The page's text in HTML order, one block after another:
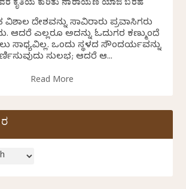
ಕೃತಿಯ ಕುರಿತು ನಾರಾಯಣ ಯಾಜಿ ಬರಹ
ದೇಶವನ್ನು ಸಾವಿರಾರು ಪ್ರವಾಸಿಗರು
ಆದರೆ ಎಲ್ಲರೂ ಅದನ್ನು ಓದುಗರ ಕಣ್ಮುಂದೆ
ಸಾಧ್ಯವಿಲ್ಲ. ಒಂದು ಸ್ಥಳದ ಸೌಂದರ್ಯವನ್ನು
ಸುಲಭ; ಆದರೆ ಆ...
Read More